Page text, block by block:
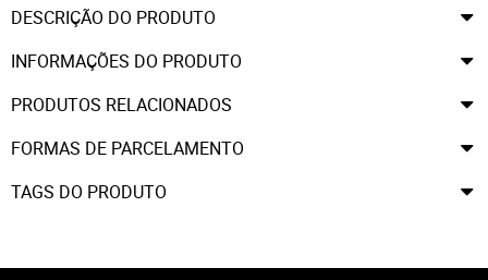
DESCRIÇÃO DO PRODUTO
INFORMAÇÕES DO PRODUTO
PRODUTOS RELACIONADOS
FORMAS DE PARCELAMENTO
TAGS DO PRODUTO